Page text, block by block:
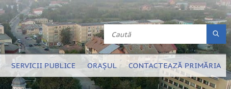
SERVICII PUBLICE ORAȘUL CONTACTEAZĂ PRIMĂRIA